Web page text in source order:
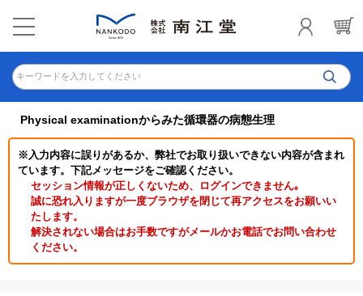
キーワードを入力してください
Physical examinationからみた循環器の病態生理
※入力内容に誤りがあるか、弊社でお取り扱いできない内容が含まれ
ています。下記メッセージをご確認ください。
セッション情報が正しくないため、ログインできません｡
誠に恐れ入りますが一度ブラウザを閉じて再アクセスをお願いい
たします。
解決されない場合はお手数ですがメールかお電話でお問い合わせ
ください。